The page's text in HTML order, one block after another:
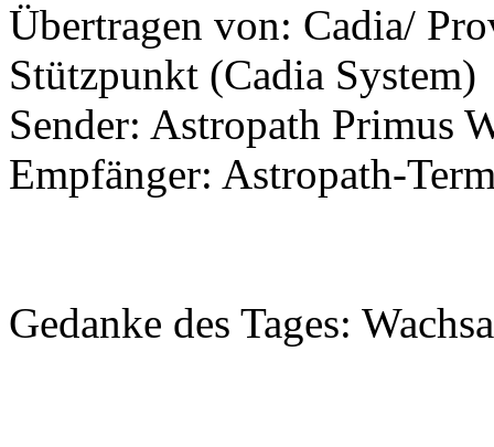
Übertragen von: Cadia/
Stützpunkt (Cadia System)
Sender: Astropath Primus
Empfänger: Astropath-
Gedanke des Tages: